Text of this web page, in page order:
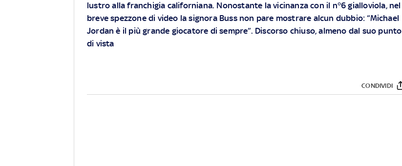
lustro alla franchigia californiana. Nonostante la vicinanza con il n°6 gialloviola, nel
breve spezzone di video la signora Buss non pare mostrare alcun dubbio: “Michael
Jordan è il più grande giocatore di sempre”. Discorso chiuso, almeno dal suo punto
di vista
CONDIVIDI